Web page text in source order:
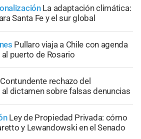
La adaptación climática:
Santa Fe y el sur global
Pullaro viaja a Chile con agenda
puerto de Rosario
Contundente rechazo del
dictamen sobre falsas denuncias
Ley de Propiedad Privada: cómo
y Lewandowski en el Senado